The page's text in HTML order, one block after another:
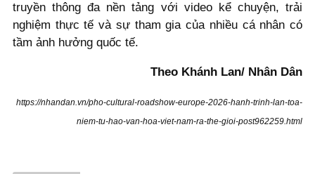
truyền thông đa nền tảng với video kể chuyện, trải
nghiệm thực tế và sự tham gia của nhiều cá nhân có
tầm ảnh hưởng quốc tế.
Theo Khánh Lan/ Nhân Dân
https://nhandan.vn/pho-cultural-roadshow-europe-2026-hanh-trinh-lan-toa-
niem-tu-hao-van-hoa-viet-nam-ra-the-gioi-post962259.html